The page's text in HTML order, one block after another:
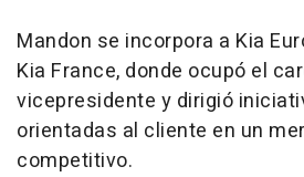
Mandon se incorpora a Kia
Kia France, donde ocupó el
vicepresidente y dirigió
orientadas al cliente en un
competitivo.